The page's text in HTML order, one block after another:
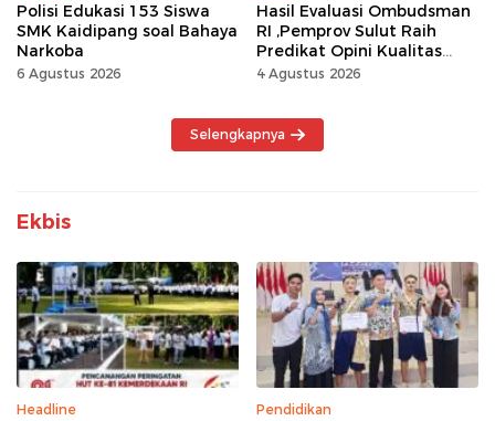
Polisi Edukasi 153 Siswa
SMK Kaidipang soal Bahaya
Narkoba
6 Agustus 2026
Hasil Evaluasi Ombudsman
RI ,Pemprov Sulut Raih
Predikat Opini Kualitas
Tinggi Tanpa
4 Agustus 2026
Selengkapnya
Ekbis
Headline Pendidikan